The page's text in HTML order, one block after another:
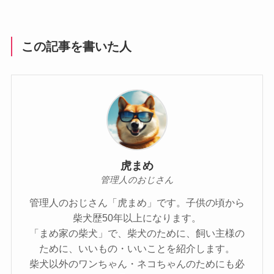
この記事を書いた人
虎まめ
管理人のおじさん
管理人のおじさん「虎まめ」です。子供の頃から
柴犬歴50年以上になります。
「まめ家の柴犬」で、柴犬のために、飼い主様の
ために、いいもの・いいことを紹介します。
柴犬以外のワンちゃん・ネコちゃんのためにも必